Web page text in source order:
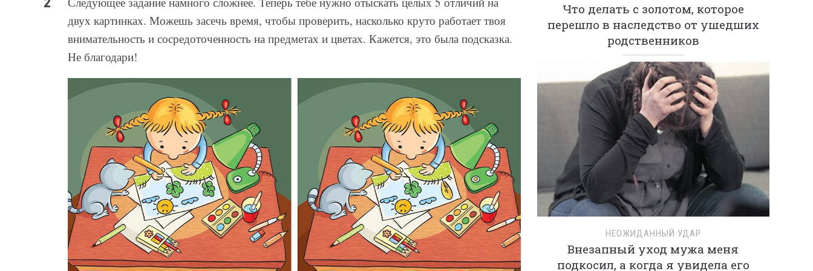
двух картинках. Можешь засечь время, чтобы проверить, насколько круто работает твоя
внимательность и сосредоточенность на предметах и цветах. Кажется, это была подсказка.
Не благодари!
Что делать с золотом, которое
перешло в наследство от ушедших
родственников
НЕОЖИДАННЫЙ УДАР
Внезапный уход мужа меня
подкосил, а когда я увидела его